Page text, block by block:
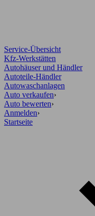
Service-Übersicht
Kfz-Werkstätten
Autohäuser und Händler
Autoteile-Händler
Autowaschanlagen
Auto verkaufen›
Auto bewerten›
Anmelden›
Startseite